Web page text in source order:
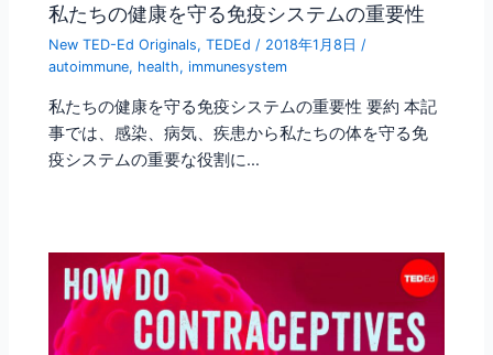
私たちの健康を守る免疫システムの重要性
New TED-Ed Originals,TEDEd / 2018年1月8日 /
autoimmune, health,immunesystem
私たちの健康を守る免疫システムの重要性 要約 本記
事では、感染、病気、疾患から私たちの体を守る免
疫システムの重要な役割に…